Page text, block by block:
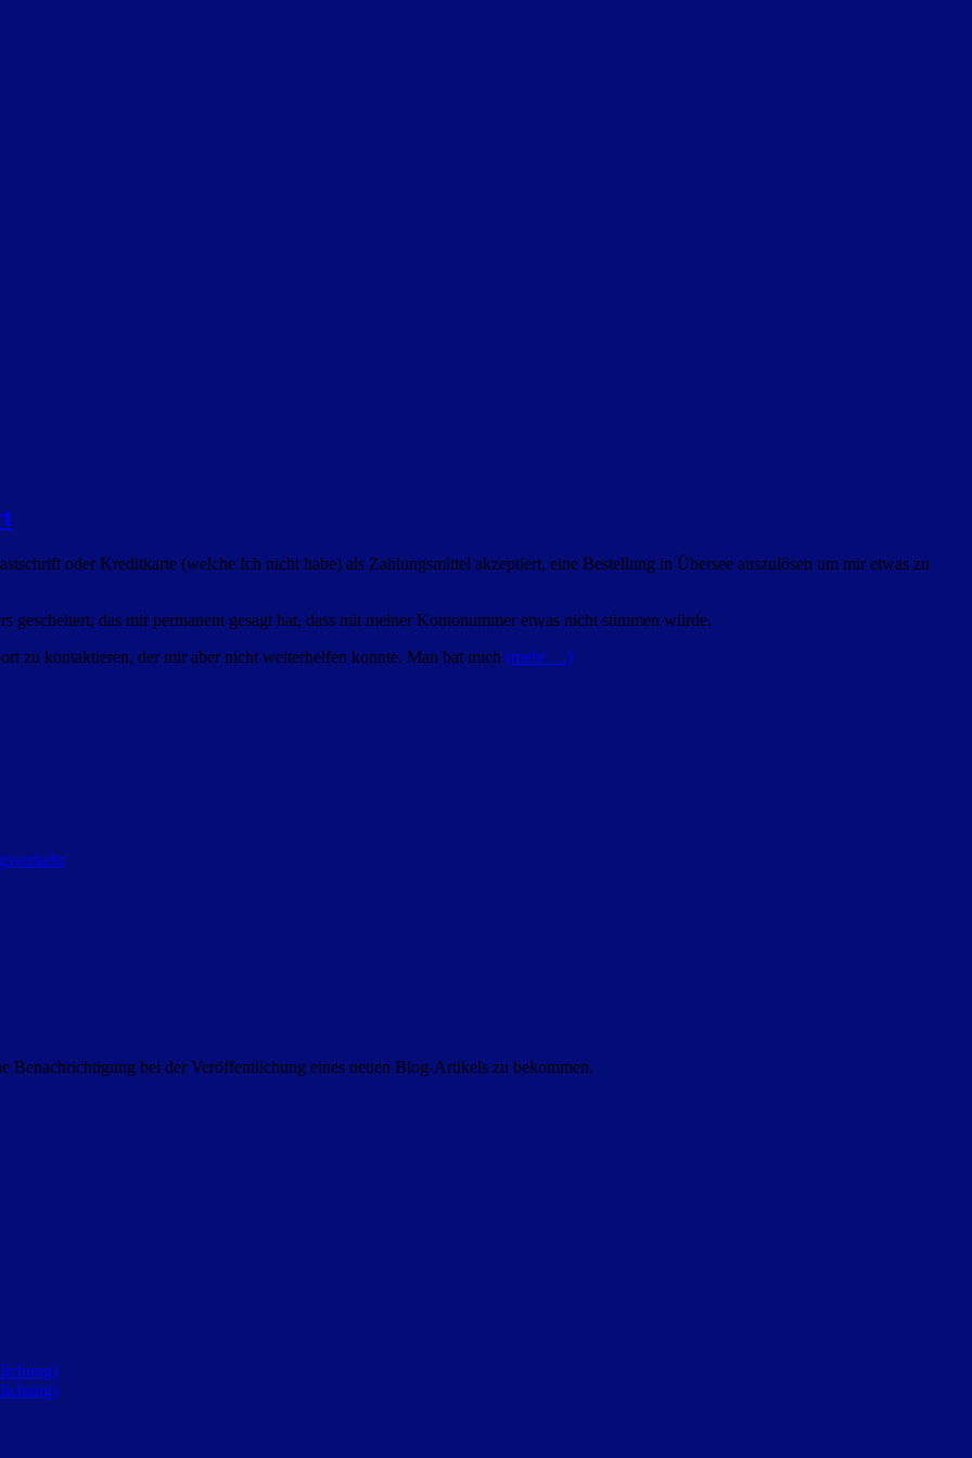
oder Kreditkarte (welche Ich nicht habe) als Zahlungsmittel akzeptiert, eine Bestellung in Übersee auszulösen um mir etwas zu
gescheitert, das mir permanent gesagt hat, dass mit meiner Kontonummer etwas nicht stimmen würde.
zu kontaktieren, der mir aber nicht weiterhelfen konnte. Man bat mich (mehr …)
Benachrichtigung bei der Veröffentlichung eines neuen Blog-Artikels zu bekommen.